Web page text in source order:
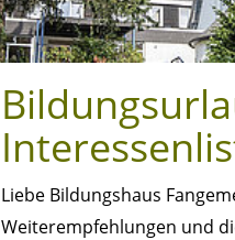
Liebe Bildungshaus
Weiterempfehlungen und